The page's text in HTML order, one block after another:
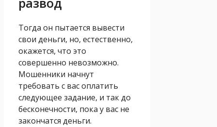
Тогда он пытается вывести
свои деньги, но, естественно,
окажется, что это
совершенно невозможно.
Мошенники начнут
требовать с вас оплатить
следующее задание, и так до
бесконечности, пока у вас не
закончатся деньги.